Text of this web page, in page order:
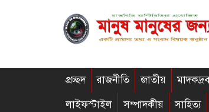
প্রচ্ছদ রাজনীতি জাতীয়
লাইফস্টাইল
সম্পাদকীয় সাহিত্য